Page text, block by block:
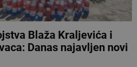
Blaža Kraljevića i
Danas najavljen novi